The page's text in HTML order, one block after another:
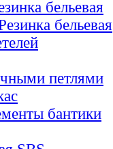
бельевая
бельевая
петлями
бантики